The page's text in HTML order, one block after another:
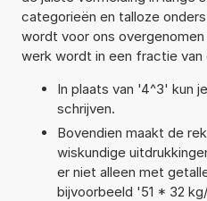
categorieën en talloze
wordt voor ons
werk wordt in een fractie van
In plaats van '4^3' kun
schrijven.
Bovendien maakt de
wiskundige
er niet alleen met
bijvoorbeeld '51 * 32